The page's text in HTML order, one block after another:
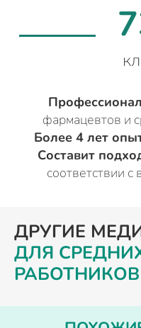
Профессионал
фармацевтов и
Более 4 лет
Составит
соответствии
ДРУГИЕ
ДЛЯ
РАБОТНИКОВ